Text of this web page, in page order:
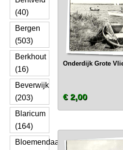
(40)
Bergen
(503)
Berkhout
(16)
Beverwijk
(203)
Blaricum
(164)
Bloemendaal
Onderdijk Grote
€ 2,00